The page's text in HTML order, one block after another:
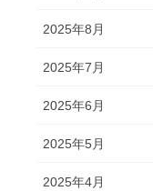
2025年8月
2025年7月
2025年6月
2025年5月
2025年4月